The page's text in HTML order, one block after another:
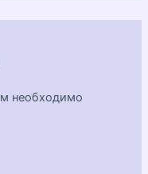
необходимо